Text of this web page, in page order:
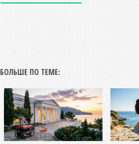
БОЛЬШЕ ПО ТЕМЕ: